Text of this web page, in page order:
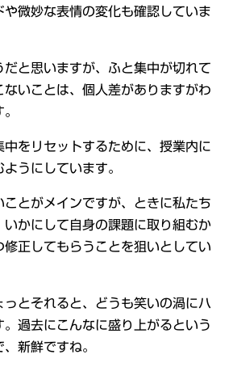
や微妙な表情の変化も確認していま
と思いますが、ふと集中が切れて
いことは、個人差がありますがわ
中をリセットするために、授業内に
うにしています。
とがメインですが、ときに私たち
いかにして自身の課題に取り組むか
修正してもらうことを狙いとしてい
っとそれると、どうも笑いの渦にハ
。過去にこんなに盛り上がるという
新鮮ですね。